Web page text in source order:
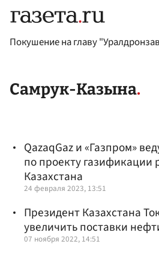
Покушение на главу
Самрук-Казына
QazaqGaz и «Газпром»
по проекту газификации
Казахстана
24 февраля 2023, 13:51
Президент Казахстана
увеличить поставки
07 ноября 2022, 14:51